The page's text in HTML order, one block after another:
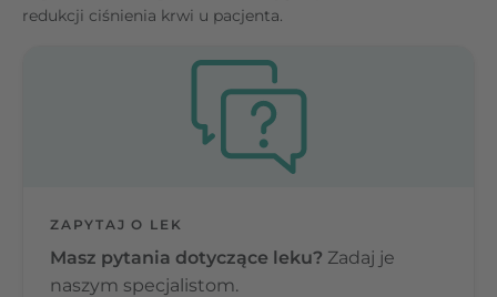
redukcji ciśnienia krwi u pacjenta.
ZAPYTAJ O LEK
Masz pytania dotyczące leku? Zadaj je
naszym specjalistom.